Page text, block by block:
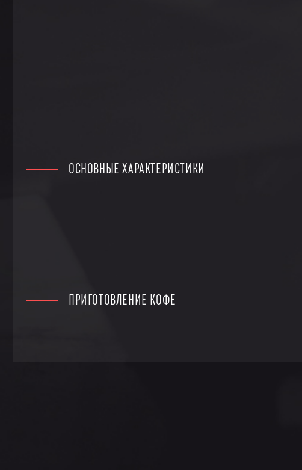
ОСНОВНЫЕ ХАРАКТЕРИСТИКИ
ПРИГОТОВЛЕНИЕ КОФЕ